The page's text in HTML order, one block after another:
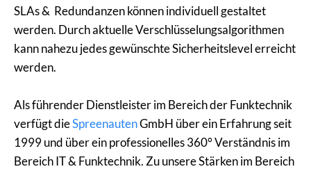
SLAs & Redundanzen können individuell gestaltet
werden. Durch aktuelle Verschlüsselungsalgorithmen
kann nahezu jedes gewünschte Sicherheitslevel erreicht
werden.
Als führender Dienstleister im Bereich der Funktechnik
verfügt dieSpreenautenGmbH über ein Erfahrung seit
1999 und über ein professionelles 360° Verständnis im
Bereich IT & Funktechnik. Zu unsere Stärken im Bereich